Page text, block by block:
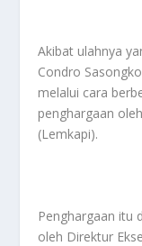
Akibat ulahnya
Condro
melalui cara
penghargaan
(Lemkapi).
Penghargaan itu
oleh Direktur